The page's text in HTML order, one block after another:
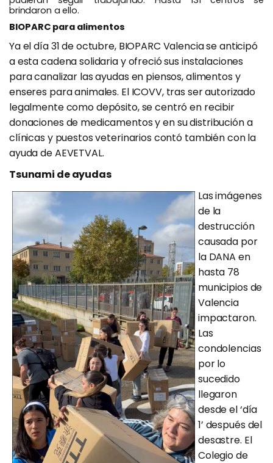
brindaron a ello.
BIOPARC para alimentos
Ya el día 31 de octubre, BIOPARC Valencia se anticipó
a esta cadena solidaria y ofreció sus instalaciones
para canalizar las ayudas en piensos, alimentos y
enseres para animales. El ICOVV, tras ser autorizado
legalmente como depósito, se centró en recibir
donaciones de medicamentos y en su distribución a
clínicas y puestos veterinarios contó también con la
ayuda de AEVETVAL.
Tsunami de ayudas
Las imágenes
de la
destrucción
causada por
la DANA en
hasta 78
municipios de
Valencia
impactaron.
Las
condolencias
por lo
sucedido
llegaron
desde el ‘día
1’ después del
desastre. El
Colegio de